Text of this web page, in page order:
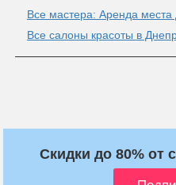
Все мастера: Аренда места
Все салоны красоты в
Скидки до 80% от